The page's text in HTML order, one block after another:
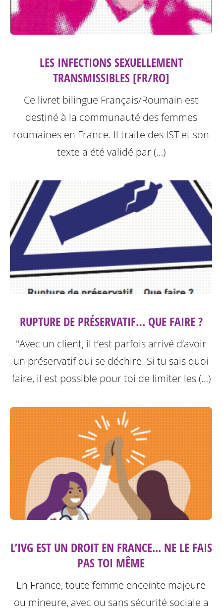
LES INFECTIONS SEXUELLEMENT
TRANSMISSIBLES [FR/RO]
Ce livret bilingue Français/Roumain est
destiné à la communauté des femmes
roumaines en France. Il traite des IST et son
texte a été validé par (…)
RUPTURE DE PRÉSERVATIF… QUE FAIRE ?
"Avec un client, il t’est parfois arrivé d’avoir
un préservatif qui se déchire. Si tu sais quoi
faire, il est possible pour toi de limiter les (…)
L’IVG EST UN DROIT EN FRANCE... NE LE FAIS
PAS TOI MÊME
En France, toute femme enceinte majeure
ou mineure, avec ou sans sécurité sociale a